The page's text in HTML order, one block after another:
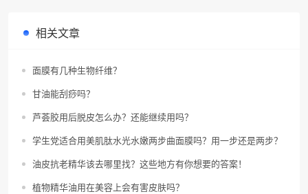
相关文章
面膜有几种生物纤维？
甘油能刮痧吗？
芦荟胶用后脱皮怎么办？还能继续用吗？
学生党适合用美肌肽水光水嫩两步曲面膜吗？用一步还是两步？
油皮抗老精华该去哪里找？这些地方有你想要的答案！
植物精华油用在美容上会有害皮肤吗？